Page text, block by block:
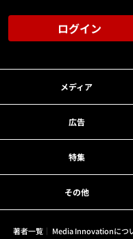
ログイン
メディア
広告
特集
その他
著者一覧 Media Innovationにつ